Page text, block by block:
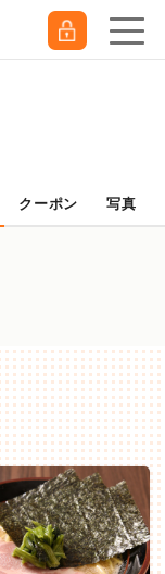
クーポン 写真